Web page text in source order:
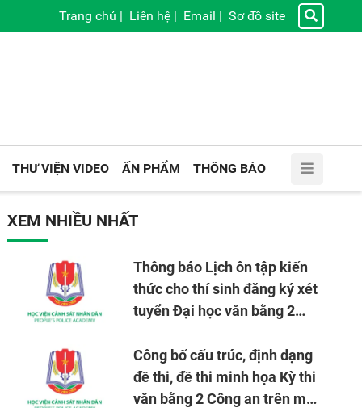
Trang chủ | Liên hệ | Email | Sơ đồ site
THƯ VIỆN VIDEO ẤN PHẨM THÔNG BÁO
XEM NHIỀU NHẤT
Thông báo Lịch ôn tập kiến
thức cho thí sinh đăng ký xét
tuyển Đại học văn bằng 2
tuyển mới, mở tại Học viện
CSND năm học 2026 - 2027
Công bố cấu trúc, định dạng
đề thi, đề thi minh họa Kỳ thi
văn bằng 2 Công an trên máy